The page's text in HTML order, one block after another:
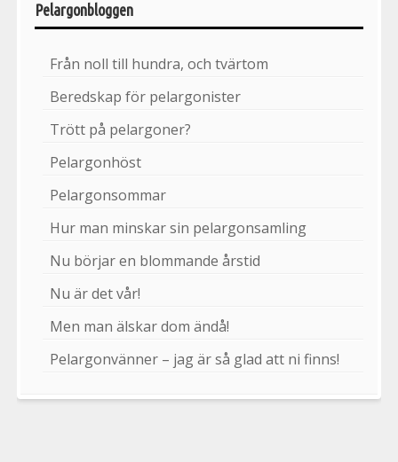
Pelargonbloggen
Från noll till hundra, och tvärtom
Beredskap för pelargonister
Trött på pelargoner?
Pelargonhöst
Pelargonsommar
Hur man minskar sin pelargonsamling
Nu börjar en blommande årstid
Nu är det vår!
Men man älskar dom ändå!
Pelargonvänner – jag är så glad att ni finns!